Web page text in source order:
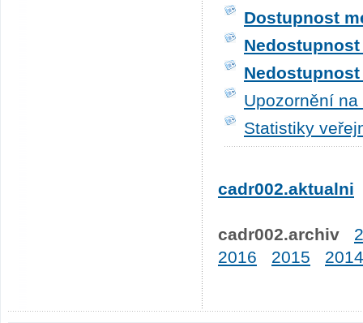
Dostupnost
Upozornění
Statistiky
cadr002.aktualni
cadr002.archiv
2016
2015 2014